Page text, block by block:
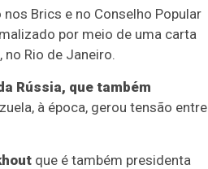
Brics e no Conselho Popular
por meio de uma carta
Rio de Janeiro.
Rússia, que também
à época, gerou tensão entre
que é também presidenta